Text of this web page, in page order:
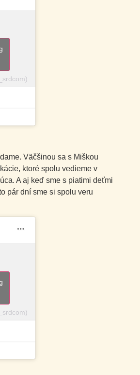
Väčšinou sa s Miškou
ktoré spolu vedieme v
A aj keď sme s piatimi deťmi
pár dní sme si spolu veru